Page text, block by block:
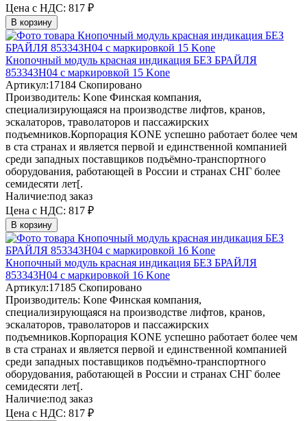
Цена с НДС: 817 ₽
В корзину
Кнопочный модуль красная индикация БЕЗ БРАЙЛЯ
853343H04 с маркировкой 15 Kone
Артикул:17184 Скопировано
Производитель: Kone Финская компания,
специализирующаяся на производстве лифтов, кранов,
эскалаторов, траволаторов и пассажирских
подъемников.Корпорация KONE успешно работает более чем
в ста странах и является первой и единственной компанией
среди западных поставщиков подъёмно-транспортного
оборудования, работающей в России и странах СНГ более
семидесяти лет[.
Наличие:под заказ
Цена с НДС: 817 ₽
В корзину
Кнопочный модуль красная индикация БЕЗ БРАЙЛЯ
853343H04 с маркировкой 16 Kone
Артикул:17185 Скопировано
Производитель: Kone Финская компания,
специализирующаяся на производстве лифтов, кранов,
эскалаторов, траволаторов и пассажирских
подъемников.Корпорация KONE успешно работает более чем
в ста странах и является первой и единственной компанией
среди западных поставщиков подъёмно-транспортного
оборудования, работающей в России и странах СНГ более
семидесяти лет[.
Наличие:под заказ
Цена с НДС: 817 ₽